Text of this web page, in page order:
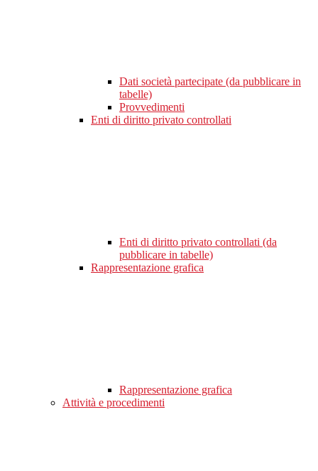
Dati società partecipate (da pubblicare in
tabelle)
Provvedimenti
Enti di diritto privato controllati
Enti di diritto privato controllati (da
pubblicare in tabelle)
Rappresentazione grafica
Rappresentazione grafica
Attività e procedimenti